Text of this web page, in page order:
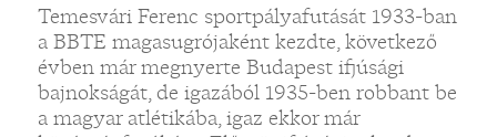
Temesvári Ferenc sportpályafutását 1933-ban
a BBTE magasugrójaként kezdte, következő
évben már megnyerte Budapest ifjúsági
bajnokságát, de igazából 1935-ben robbant be
a magyar atlétikába, igaz ekkor már